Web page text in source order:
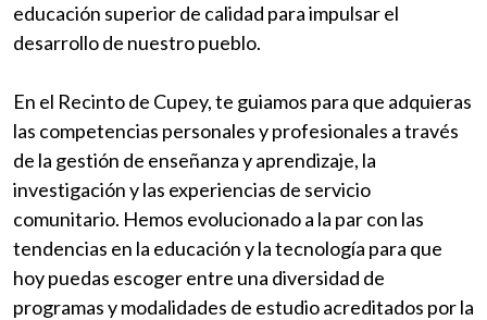
educación superior de calidad para impulsar el
desarrollo de nuestro pueblo.
En el Recinto de Cupey, te guiamos para que adquieras
las competencias personales y profesionales a través
de la gestión de enseñanza y aprendizaje, la
investigación y las experiencias de servicio
comunitario. Hemos evolucionado a la par con las
tendencias en la educación y la tecnología para que
hoy puedas escoger entre una diversidad de
programas y modalidades de estudio acreditados por la